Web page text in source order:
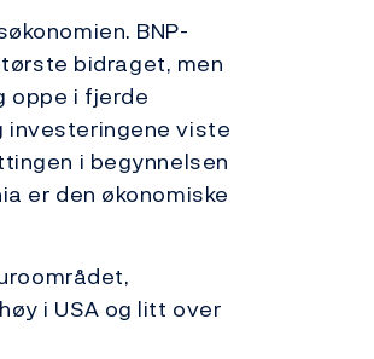
BNP-
bidraget, men
oppe i fjerde
investeringene viste
i begynnelsen
er den økonomiske
i USA og litt over